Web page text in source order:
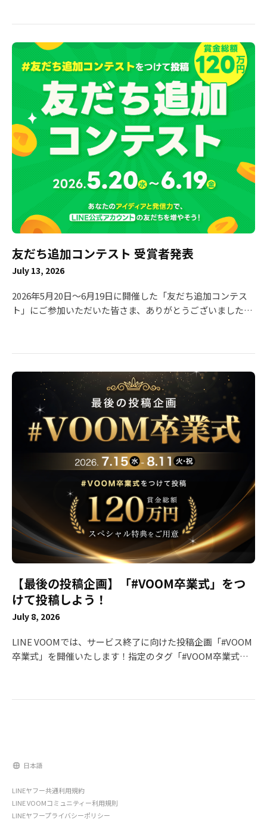
これまで本プログラムをご活用いただき、多大なるご支援を
ールおよび収益金のお取り扱いにつきまして、下記の通りご
案内申し上げます。 ■ LINE VOOM サービス終了のお知らせ
サービス終了に関する全体告知は、VOOM studioのお知らせ
欄よりご確認ください。 ・タイトル：「LINE VOOM」サー
ビス終了のお知らせ https://voom-studio.line.biz/ ■ LINE
VOOM Creator Program 終了スケジュール 収益化申請の受
付終了： 2026年7月22日（水） ・ パートナー所属から個人
への収益化切り替えに関しましても、同日をもって受付終了
となります。 ・ クリエイター様の登録情報不備等により審
査が進められない場合、収益化申請の終了期日までに不備等
の解消が確認できない際には登録ができかねます。 あらかじ
めご了承くださいますようお願い申し上げます。 新規投稿停
止日： 2026年9月28日（月） ・VOOM studioからの新規投
稿を終了いたします。 サービス提供終了日： 2026年9月30日
（水）午前11時ごろ ・ サービス提供終了日まで、現状通り
収益還元を行ってまいります。 ■ 収益金のお支払いについ
り予定しております。 ・ 最終振込予定日： 2026年11月中
旬〜末日（予定） ・ 最終お振込の条件について：11月の最
皆様へ収益金をお支払いいたします。 【重要】アカウントの
め、最終の収益金のお支払いが完了するまで、「LINE
VOOM」のアカウントは削除されないようお願いいたしま
す。 ※事前にアカウントが削除された場合、収益金のお支払
いが正常に行われない可能性がございます。 ■ サービス終
了に関するご不明点やご質問は、以下のお問い合わせフォー
ムよりご連絡ください。https://contact-
cc.line.me/category1ld/14550 ご利用中の皆様には多大なご
迷惑をおかけいたしますが、何卒ご理解賜りますようお願い
申し上げます。 これまでの「LINE VOOM」へのあたたかい
ご支援とご協力に、深く感謝申し上げます。 今後ともLINE
をよろしくお願いいたします。
友だち追加コンテスト 受賞者発表
July 13, 2026
2026年5月20日〜6月19日に開催した「友だち追加コンテス
ト」にご参加いただいた皆さま、ありがとうございました！
リエイターの皆さまに創意工夫を凝らした投稿をしていただ
した！ 本ページでは、受賞者一覧と、最優秀賞・優秀賞・ベ
ストアイディア賞を受賞された7名の投稿をご紹介いたしま
加をして、トークにキーワードを送るとコントの続きの動画
が見られるという企画を実施されていました💡 他にも視聴者
の動機付けが上手な動画を多数投稿！お見事です👏 ※LINE
公式アカウントの応答メッセージ機能の使い方はコチラをご
確認ください 🥈 優秀賞（賞金10万円 × 5名） ぴよたぬき♡
友だち追加してキーワードを送るとアイコン画像や壁紙をプ
レゼントする企画を実施されていました。"期間限定"の要素
もユーザーアクションの後押しになりそうですね☺️ ぱみ 友
だち追加してキーワードを送るとアイコン画像をプレゼント
する企画を実施。応答メッセージ機能の仕様も丁寧に説明さ
れていて分かりやすいです😊 以下の3組は、友だち追加の方
法を動画内で説明されていました👍 モフモフモー🐶🌈 うに
ちゃん＆えびちゃん アジーン 💡 ベストアイディア賞（賞金
実施！1対1のメッセージがいつものLINEで出来て、ファン
の方は嬉しかったはず😍 🎉 入賞（賞金1万円 × 20名） ※順
不同 わさびの食べる音 ともカフェもか🙈💓 わんこそば みり
【最後の投稿企画】「#VOOM卒業式」をつ
けて投稿しよう！
July 8, 2026
LINE VOOMでは、サービス終了に向けた投稿企画「#VOOM
卒業式」を開催いたします！指定のタグ「#VOOM卒業式」
OK！これまでVOOMを支えてくださったみなさまと一緒
円 × 1名 優秀賞：5万円 × 3名 VOOMありがとう賞：3万円
VOOM公式アカウント掲載 【同時開催！友だち追加コンテス
ト】 「#VOOM卒業式」に参加いただいた方を対象に、期間
日本語
LINEヤフー共通利用規約
LINE VOOMコミュニティー利用規則
LINEヤフープライバシーポリシー